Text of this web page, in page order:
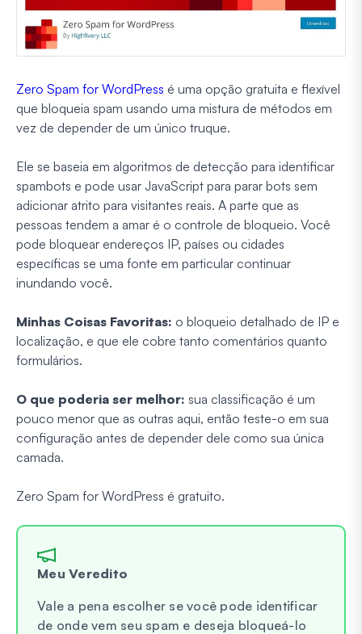
Zero Spam for WordPress é uma opção gratuita e flexível
que bloqueia spam usando uma mistura de métodos em
vez de depender de um único truque.
Ele se baseia em algoritmos de detecção para identificar
spambots e pode usar JavaScript para parar bots sem
adicionar atrito para visitantes reais. A parte que as
pessoas tendem a amar é o controle de bloqueio. Você
pode bloquear endereços IP, países ou cidades
específicas se uma fonte em particular continuar
inundando você.
Minhas Coisas Favoritas: o bloqueio detalhado de IP e
localização, e que ele cobre tanto comentários quanto
formulários.
O que poderia ser melhor: sua classificação é um
pouco menor que as outras aqui, então teste-o em sua
configuração antes de depender dele como sua única
camada.
Zero Spam for WordPress é gratuito.
Meu Veredito
Vale a pena escolher se você pode identificar
de onde vem seu spam e deseja bloqueá-lo